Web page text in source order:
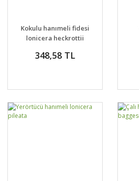
Kokulu hanımeli fidesi
lonicera heckrottii
honeysuckle
348,58 TL